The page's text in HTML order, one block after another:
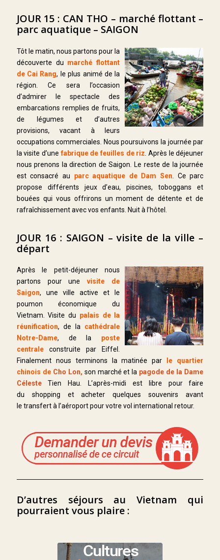
JOUR 15 : CAN THO – marché flottant –
parc aquatique – SAIGON
Tôt le matin, nous partons pour la
découverte du marché flottant
de Cai Rang, le plus animé de la
région. Ce sera l’occasion
d’admirer le spectacle des
embarcations remplies de fruits,
de légumes et d’autres
provisions, vacant à leurs
occupations commerciales. Nous poursuivons la journée par
la visite d’unefabrique de feuilles de riz . Après le déjeuner
nous prenons la direction de Saigon. Le reste de la journée
est consacré au parc aquatique de Dam Sen . Ce parc
propose différents jeux d’eau, piscines, toboggans et
bouées qui vous offrirons un moment de détente et de
rafraîchissement avec vos enfants. Nuit à l’hôtel.
JOUR 16 : SAIGON – visite de la ville –
départ
Après le petit-déjeuner nous
partons pour unevisite de
Saigon, une ville active et le
poumon économique du
Vietnam. Visite du palais de la
réunification, de la cathédrale
Notre-Dame, de la poste
centraleconstruite par Eiffel.
Finalement nous terminons la matinée par
le quartier
chinois de Cho Lon, son marché et la pagode de la Dame
CélesteTien Hau. L’après-midi est libre pour faire
du shopping et acheter quelques souvenirs avant
le transfert à l’aéroport pour votre vol international retour.
D’autres séjours au Vietnam qui
pourraient vous plaire :